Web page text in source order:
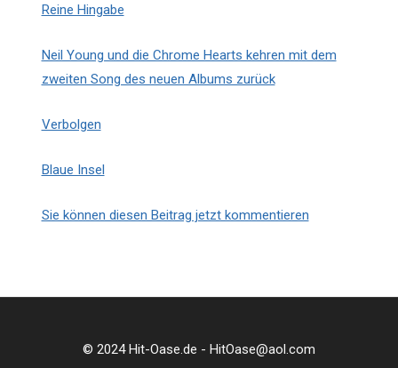
Reine Hingabe
Neil Young und die Chrome Hearts kehren mit dem
zweiten Song des neuen Albums zurück
Verbolgen
Blaue Insel
Sie können diesen Beitrag jetzt kommentieren
© 2024 Hit-Oase.de - HitOase@aol.com